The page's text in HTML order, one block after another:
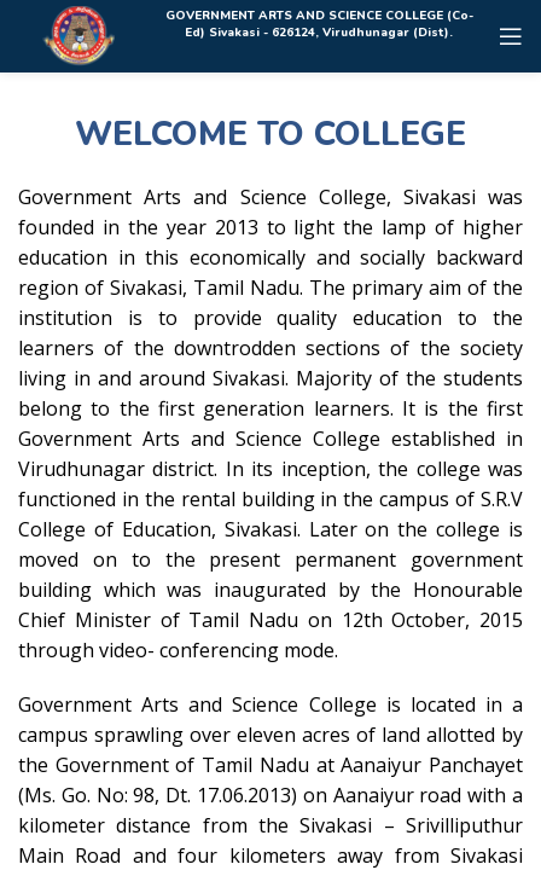
Rolex Replica Uhren DeutschlandGOVERNMENT ARTS AND SCIENCE COLLEGE (Co-
Ed) Sivakasi - 626124, Virudhunagar (Dist).
WELCOME TO COLLEGE
Government Arts and Science College, Sivakasi was
founded in the year 2013 to light the lamp of higher
education in this economically and socially backward
region of Sivakasi, Tamil Nadu. The primary aim of the
institution is to provide quality education to the
learners of the downtrodden sections of the society
living in and around Sivakasi. Majority of the students
belong to the first generation learners. It is the first
Government Arts and Science College established in
Virudhunagar district. In its inception, the college was
functioned in the rental building in the campus of S.R.V
College of Education, Sivakasi. Later on the college is
moved on to the present permanent government
building which was inaugurated by the Honourable
Chief Minister of Tamil Nadu on 12th October, 2015
through video- conferencing mode.
Government Arts and Science College is located in a
campus sprawling over eleven acres of land allotted by
the Government of Tamil Nadu at Aanaiyur Panchayet
(Ms. Go. No: 98, Dt. 17.06.2013) on Aanaiyur road with a
kilometer distance from the Sivakasi – Srivilliputhur
Main Road and four kilometers away from Sivakasi